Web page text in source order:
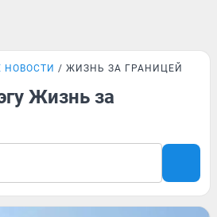
НОВОСТИ ЖИЗНЬ ЗА ГРАНИЦЕЙ
Жизнь за